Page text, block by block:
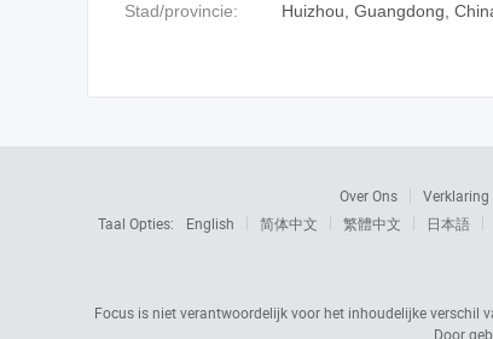
Stad/provincie:
Huizhou, Guangdong,
Over Ons Verklaring
Taal Opties:
English 简体中文 繁體中文 日本語
Focus is niet verantwoordelijk voor het inhoudelijke verschil
Door